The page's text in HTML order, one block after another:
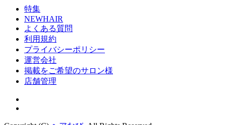
特集
NEWHAIR
よくある質問
利用規約
プライバシーポリシー
運営会社
掲載をご希望のサロン様
店舗管理